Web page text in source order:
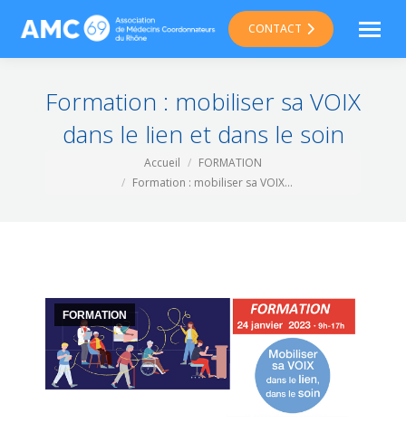
CONTACT
Formation : mobiliser sa VOIX
dans le lien et dans le soin
Accueil
FORMATION
Formation : mobiliser sa VOIX…
FORMATION